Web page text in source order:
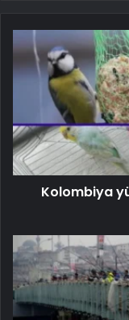
Kolombiya